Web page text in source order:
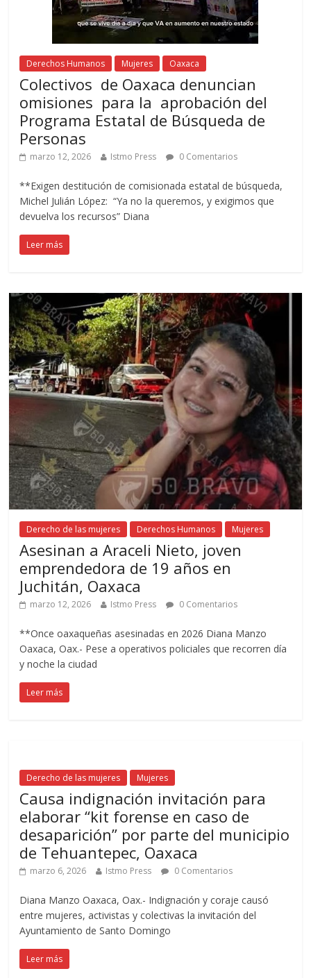
Derechos Humanos Mujeres Oaxaca
Colectivos de Oaxaca denuncian
omisiones para la aprobación del
Programa Estatal de Búsqueda de
Personas
marzo 12, 2026 Istmo Press 0 Comentarios
**Exigen destitución de comisionada estatal de búsqueda,
Michel Julián López: “Ya no la queremos, y exigimos que
devuelva los recursos” Diana
Leer más
Derecho de las mujeres Derechos Humanos Mujeres
Asesinan a Araceli Nieto, joven
emprendedora de 19 años en
Juchitán, Oaxaca
marzo 12, 2026 Istmo Press 0 Comentarios
**Once oaxaqueñas asesinadas en 2026 Diana Manzo
Oaxaca, Oax.- Pese a operativos policiales que recorren día
y noche la ciudad
Leer más
Derecho de las mujeres Mujeres
Causa indignación invitación para
elaborar “kit forense en caso de
desaparición” por parte del municipio
de Tehuantepec, Oaxaca
marzo 6, 2026 Istmo Press 0 Comentarios
Diana Manzo Oaxaca, Oax.- Indignación y coraje causó
entre mujeres, activistas y colectivas la invitación del
Ayuntamiento de Santo Domingo
Leer más